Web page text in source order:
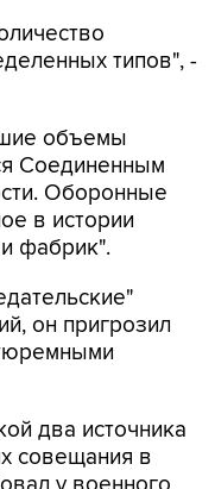
типов", -
объемы
Соединенным
Оборонные
в истории
фабрик".
он пригрозил
два источника
совещания в